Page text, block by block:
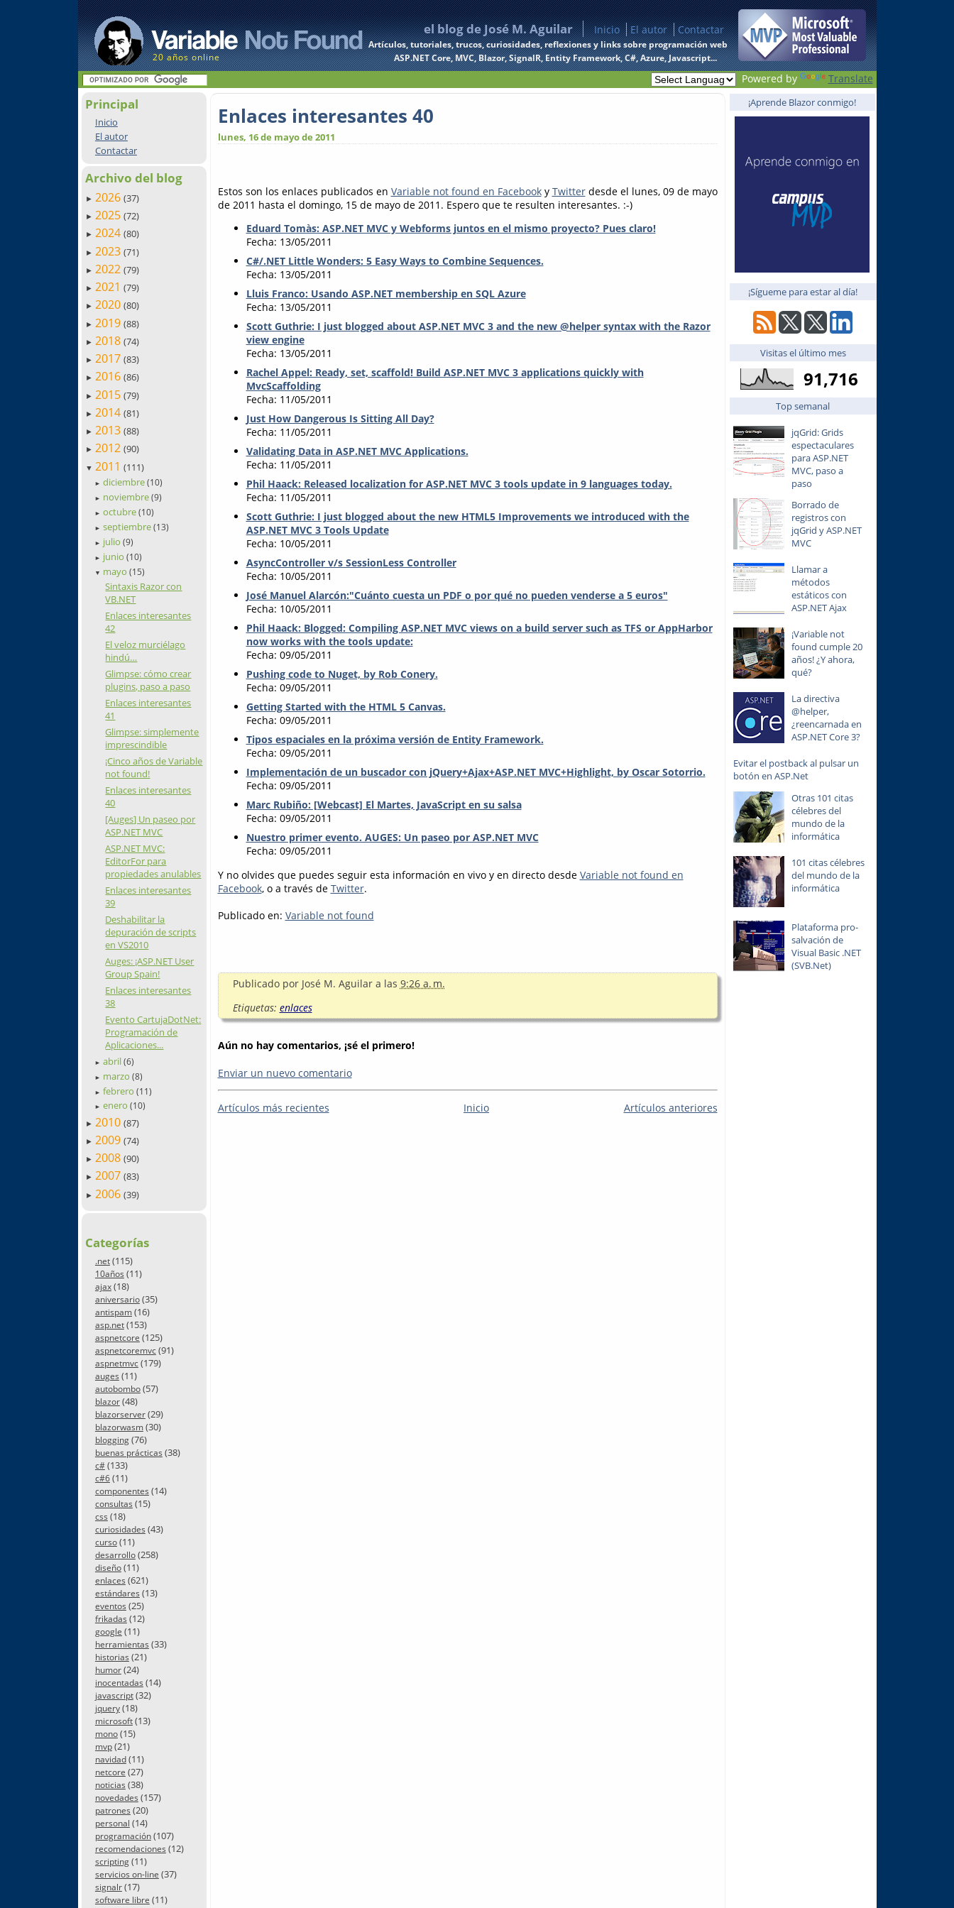
20 años online
el blog de José M. Aguilar Inicio El autor Contactar
Artículos, tutoriales, trucos, curiosidades, reflexiones y links sobre programación web
ASP.NET Core, MVC, Blazor, SignalR, Entity Framework, C#, Azure, Javascript...
Powered by Translate
Principal
Inicio
El autor
Contactar
Archivo del blog
► 2026 (37)
► 2025 (72)
► 2024 (80)
► 2023 (71)
► 2022 (79)
► 2021 (79)
► 2020 (80)
► 2019 (88)
► 2018 (74)
► 2017 (83)
► 2016 (86)
► 2015 (79)
► 2014 (81)
► 2013 (88)
► 2012 (90)
▼ 2011 (111)
► diciembre(10)
► noviembre(9)
► octubre(10)
► septiembre(13)
► julio(9)
► junio(10)
▼ mayo(15)
Sintaxis Razor con
VB.NET
Enlaces interesantes
42
El veloz murciélago
hindú…
Glimpse: cómo crear
plugins, paso a paso
Enlaces interesantes
41
Glimpse: simplemente
imprescindible
¡Cinco años de Variable
not found!
Enlaces interesantes
40
[Auges] Un paseo por
ASP.NET MVC
ASP.NET MVC:
EditorFor para
propiedades anulables
Enlaces interesantes
39
Deshabilitar la
depuración de scripts
en VS2010
Auges: ¡ASP.NET User
Group Spain!
Enlaces interesantes
38
Evento CartujaDotNet:
Programación de
Aplicaciones...
► abril(6)
► marzo(8)
► febrero(11)
► enero(10)
► 2010 (87)
► 2009 (74)
► 2008 (90)
► 2007 (83)
► 2006 (39)
Categorías
.net(115)
10años (11)
ajax(18)
aniversario(35)
antispam(16)
asp.net(153)
aspnetcore (125)
aspnetcoremvc(91)
aspnetmvc(179)
auges (11)
autobombo(57)
blazor(48)
blazorserver(29)
blazorwasm(30)
blogging(76)
buenas prácticas (38)
c#(133)
c#6(11)
componentes (14)
consultas (15)
css (18)
curiosidades (43)
curso(11)
desarrollo(258)
diseño(11)
enlaces (621)
estándares (13)
eventos (25)
frikadas (12)
google (11)
herramientas (33)
historias (21)
humor(24)
inocentadas (14)
javascript(32)
jquery(18)
microsoft(13)
mono(15)
mvp(21)
navidad(11)
netcore (27)
noticias (38)
novedades (157)
patrones (20)
personal (14)
programación(107)
recomendaciones (12)
scripting(11)
servicios on-line (37)
signalr(17)
software libre (11)
Enlaces interesantes 40
lunes, 16 de mayo de 2011
Estos son los enlaces publicados en Variable not found en Facebooky Twitterdesde el lunes, 09 de mayo
de 2011 hasta el domingo, 15 de mayo de 2011. Espero que te resulten interesantes. :-)
Eduard Tomàs: ASP.NET MVC y Webforms juntos en el mismo proyecto? Pues claro!
Fecha: 13/05/2011
C#/.NET Little Wonders: 5 Easy Ways to Combine Sequences.
Fecha: 13/05/2011
Lluis Franco: Usando ASP.NET membership en SQL Azure
Fecha: 13/05/2011
Scott Guthrie: I just blogged about ASP.NET MVC 3 and the new @helper syntax with the Razor
view engine
Fecha: 13/05/2011
Rachel Appel: Ready, set, scaffold! Build ASP.NET MVC 3 applications quickly with
MvcScaffolding
Fecha: 11/05/2011
Just How Dangerous Is Sitting All Day?
Fecha: 11/05/2011
Validating Data in ASP.NET MVC Applications.
Fecha: 11/05/2011
Phil Haack: Released localization for ASP.NET MVC 3 tools update in 9 languages today.
Fecha: 11/05/2011
Scott Guthrie: I just blogged about the new HTML5 Improvements we introduced with the
ASP.NET MVC 3 Tools Update
Fecha: 10/05/2011
AsyncController v/s SessionLess Controller
Fecha: 10/05/2011
José Manuel Alarcón:"Cuánto cuesta un PDF o por qué no pueden venderse a 5 euros"
Fecha: 10/05/2011
Phil Haack: Blogged: Compiling ASP.NET MVC views on a build server such as TFS or AppHarbor
now works with the tools update:
Fecha: 09/05/2011
Pushing code to Nuget, by Rob Conery.
Fecha: 09/05/2011
Getting Started with the HTML 5 Canvas.
Fecha: 09/05/2011
Tipos espaciales en la próxima versión de Entity Framework.
Fecha: 09/05/2011
Implementación de un buscador con jQuery+Ajax+ASP.NET MVC+Highlight, by Oscar Sotorrio.
Fecha: 09/05/2011
Marc Rubiño: [Webcast] El Martes, JavaScript en su salsa
Fecha: 09/05/2011
Nuestro primer evento. AUGES: Un paseo por ASP.NET MVC
Fecha: 09/05/2011
Y no olvides que puedes seguir esta información en vivo y en directo desde Variable not found en
Facebook, o a través de Twitter.
Publicado en: Variable not found
Publicado por José M. Aguilar a las 9:26 a. m.
Etiquetas: enlaces
Aún no hay comentarios, ¡sé el primero!
Enviar un nuevo comentario
Artículos más recientes Artículos anteriores
Inicio
¡Aprende Blazor conmigo!
¡Sígueme para estar al día!
Visitas el último mes
91,716
Top semanal
jqGrid: Grids
espectaculares
para ASP.NET
MVC, paso a
paso
Borrado de
registros con
jqGrid y ASP.NET
MVC
Llamar a
métodos
estáticos con
ASP.NET Ajax
¡Variable not
found cumple 20
años! ¿Y ahora,
qué?
La directiva
@helper,
¿reencarnada en
ASP.NET Core 3?
Evitar el postback al pulsar un
botón en ASP.Net
Otras 101 citas
célebres del
mundo de la
informática
101 citas célebres
del mundo de la
informática
Plataforma pro-
salvación de
Visual Basic .NET
(SVB.Net)